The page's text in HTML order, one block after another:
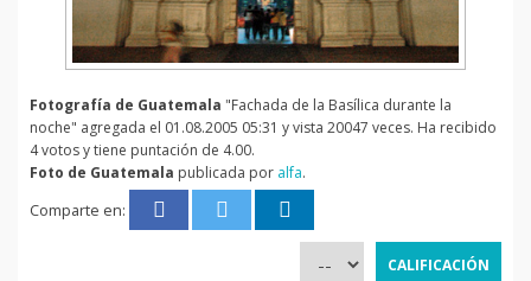
Fotografía de Guatemala "Fachada de la Basílica durante la
noche" agregada el 01.08.2005 05:31 y vista 20047 veces. Ha recibido
4 votos y tiene puntación de 4.00.
Foto de Guatemala publicada por alfa.
Comparte en: